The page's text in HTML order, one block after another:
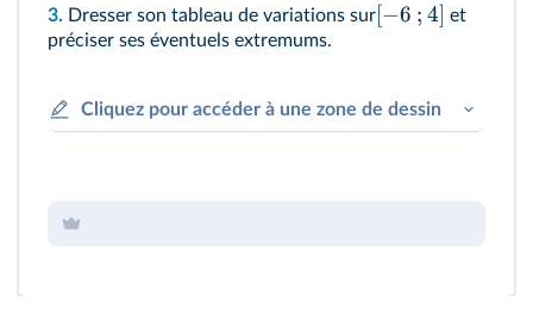
3. Dresser son tableau de variations sur[−6 ; 4] et
préciser ses éventuels extremums.
Cliquez pour accéder à une zone de dessin